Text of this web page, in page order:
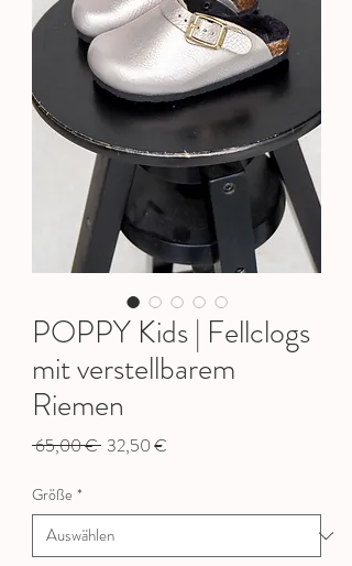
POPPY Kids | Fellclogs
mit verstellbarem
Riemen
65,00 € Standardpreis
32,50 €
Größe *